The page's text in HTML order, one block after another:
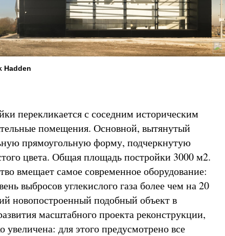
Hadden
перекликается с соседним историческим
помещения. Основной, вытянутый
прямоугольную форму, подчеркнутую
цвета. Общая площадь постройки 3000 м2.
вмещает самое современное оборудование:
выбросов углекислого газа более чем на 20
новопостроенный подобный объект в
масштабного проекта реконструкции,
для этого предусмотрено все